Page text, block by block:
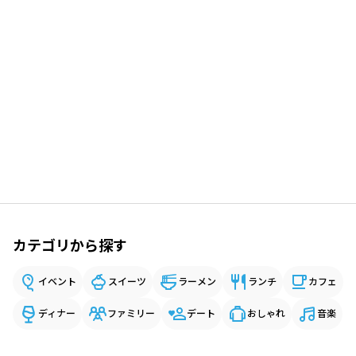
カテゴリから探す
イベント スイーツ ラーメン ランチ カフェ
ディナー ファミリー デート おしゃれ 音楽